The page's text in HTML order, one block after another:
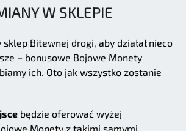
W SKLEPIE
Bitewnej drogi, aby działał nieco
– bonusowe Bojowe Monety
ich. Oto jak wszystko zostanie
będzie oferować wyżej
Monety z takimi samymi